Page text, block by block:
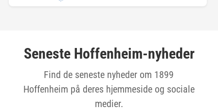
Seneste Hoffenheim-nyheder
Find de seneste nyheder om 1899
Hoffenheim på deres hjemmeside og sociale
medier.